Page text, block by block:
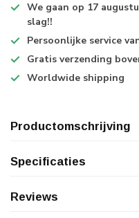
We gaan op 17
slag!!
Persoonlijke service
Gratis verzending
Worldwide shipping
Productomschrijving
Specificaties
Reviews